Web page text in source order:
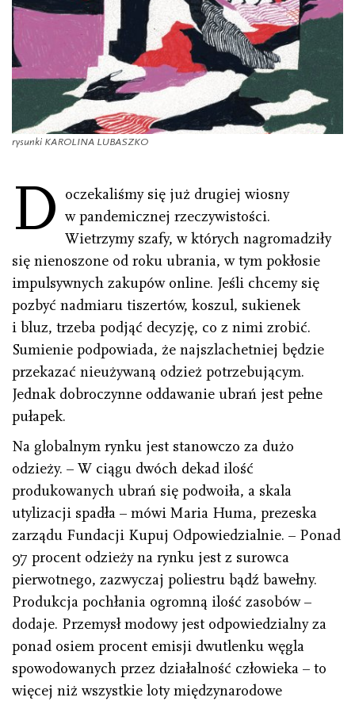
rysunki KAROLINA LUBASZKO
D oczekaliśmy się już drugiej wiosny
w pandemicznej rzeczywistości.
Wietrzymy szafy, w których nagromadziły
się nienoszone od roku ubrania, w tym pokłosie
impulsywnych zakupów online. Jeśli chcemy się
pozbyć nadmiaru tiszertów, koszul, sukienek
i bluz, trzeba podjąć decyzję, co z nimi zrobić.
Sumienie podpowiada, że najszlachetniej będzie
przekazać nieużywaną odzież potrzebującym.
Jednak dobroczynne oddawanie ubrań jest pełne
pułapek.
Na globalnym rynku jest stanowczo za dużo
odzieży. – W ciągu dwóch dekad ilość
produkowanych ubrań się podwoiła, a skala
utylizacji spadła – mówi Maria Huma, prezeska
zarządu Fundacji Kupuj Odpowiedzialnie. – Ponad
97 procent odzieży na rynku jest z surowca
pierwotnego, zazwyczaj poliestru bądź bawełny.
Produkcja pochłania ogromną ilość zasobów –
dodaje. Przemysł modowy jest odpowiedzialny za
ponad osiem procent emisji dwutlenku węgla
spowodowanych przez działalność człowieka – to
więcej niż wszystkie loty międzynarodowe